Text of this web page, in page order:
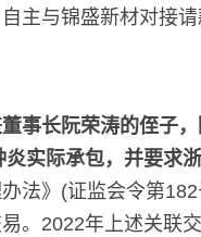
主与锦盛新材对接请
事长阮荣涛的侄子
实际承包，并要求
法》(证监会令第
。2022年上述关联